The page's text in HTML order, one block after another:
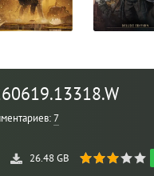
7
26.48 GB